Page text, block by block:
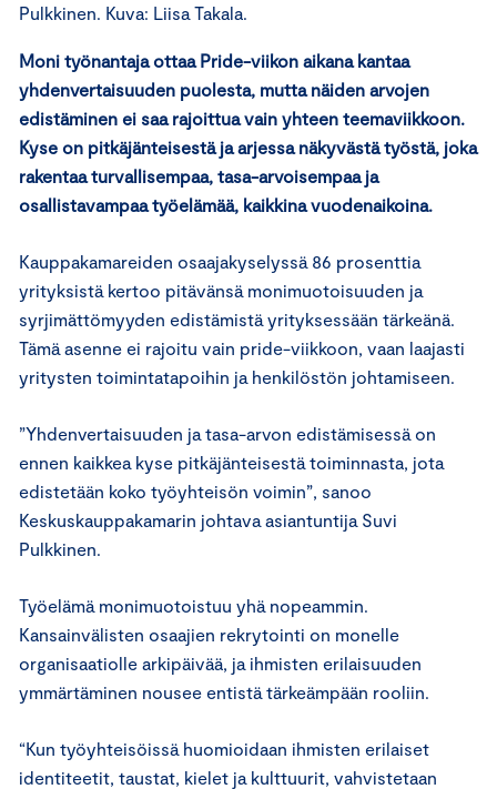
Pulkkinen. Kuva: Liisa Takala.
Moni työnantaja ottaa Pride-viikon aikana kantaa
yhdenvertaisuuden puolesta, mutta näiden arvojen
edistäminen ei saa rajoittua vain yhteen teemaviikkoon.
Kyse on pitkäjänteisestä ja arjessa näkyvästä työstä, joka
rakentaa turvallisempaa, tasa-arvoisempaa ja
osallistavampaa työelämää, kaikkina vuodenaikoina.
Kauppakamareiden osaajakyselyssä 86 prosenttia
yrityksistä kertoo pitävänsä monimuotoisuuden ja
syrjimättömyyden edistämistä yrityksessään tärkeänä.
Tämä asenne ei rajoitu vain pride-viikkoon, vaan laajasti
yritysten toimintatapoihin ja henkilöstön johtamiseen.
”Yhdenvertaisuuden ja tasa-arvon edistämisessä on
ennen kaikkea kyse pitkäjänteisestä toiminnasta, jota
edistetään koko työyhteisön voimin”, sanoo
Keskuskauppakamarin johtava asiantuntija Suvi
Pulkkinen.
Työelämä monimuotoistuu yhä nopeammin.
Kansainvälisten osaajien rekrytointi on monelle
organisaatiolle arkipäivää, ja ihmisten erilaisuuden
ymmärtäminen nousee entistä tärkeämpään rooliin.
“Kun työyhteisöissä huomioidaan ihmisten erilaiset
identiteetit, taustat, kielet ja kulttuurit, vahvistetaan